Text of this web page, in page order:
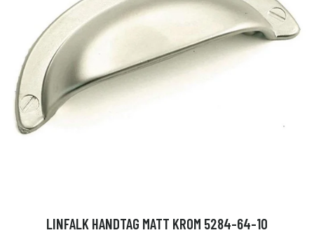
LINFALK HANDTAG MATT KROM 5284-64-10